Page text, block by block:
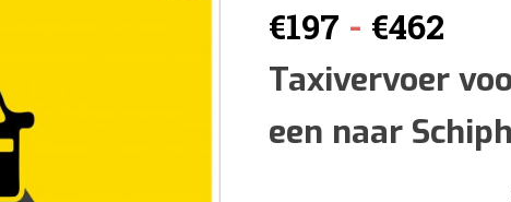
€197 - €462
€197
tot
Taxivervoer
een naar